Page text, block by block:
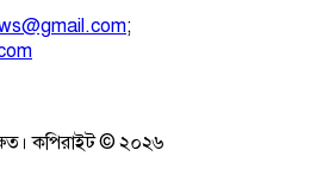
;
কপিরাইট © ২০২৬